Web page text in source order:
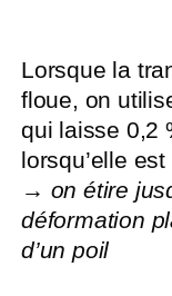
Lorsque la
floue, on
qui laisse 0,2
lorsqu’elle
→ on étire
déformation
d’un poil